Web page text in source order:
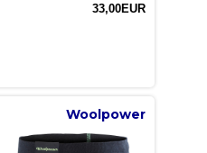
33,00EUR
Woolpower